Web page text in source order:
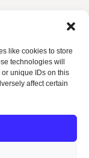
like cookies to store
technologies will
unique IDs on this
affect certain